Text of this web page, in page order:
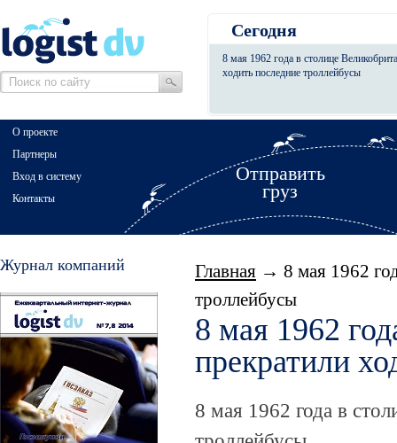
Сегодня
8 мая 1962 года в столице
ходить последние троллейбусы
Отправить
груз
О проекте
Партнеры
Вход в систему
Контакты
Журнал компаний Главная → 8 мая 1962
троллейбусы
8 мая 1962
прекратили
8 мая 1962 года в